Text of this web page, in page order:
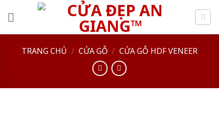
TRANG CHỦ / CỬA GỖ / CỬA GỖ HDF VENEER